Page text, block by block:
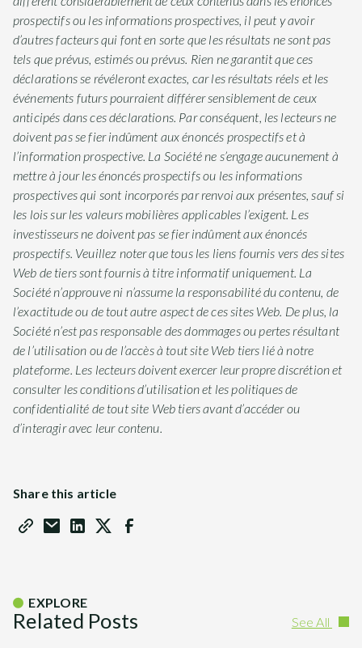
prospectifs ou les informations prospectives, il peut y avoir
d’autres facteurs qui font en sorte que les résultats ne sont pas
tels que prévus, estimés ou prévus. Rien ne garantit que ces
déclarations se révéleront exactes, car les résultats réels et les
événements futurs pourraient différer sensiblement de ceux
anticipés dans ces déclarations. Par conséquent, les lecteurs ne
doivent pas se fier indûment aux énoncés prospectifs et à
l’information prospective. La Société ne s’engage aucunement à
mettre à jour les énoncés prospectifs ou les informations
prospectives qui sont incorporés par renvoi aux présentes, sauf si
les lois sur les valeurs mobilières applicables l’exigent. Les
investisseurs ne doivent pas se fier indûment aux énoncés
prospectifs. Veuillez noter que tous les liens fournis vers des sites
Web de tiers sont fournis à titre informatif uniquement. La
Société n’approuve ni n’assume la responsabilité du contenu, de
l’exactitude ou de tout autre aspect de ces sites Web. De plus, la
Société n’est pas responsable des dommages ou pertes résultant
de l’utilisation ou de l’accès à tout site Web tiers lié à notre
plateforme. Les lecteurs doivent exercer leur propre discrétion et
consulter les conditions d’utilisation et les politiques de
confidentialité de tout site Web tiers avant d’accéder ou
d’interagir avec leur contenu.
Share this article
EXPLORE
Related Posts See All